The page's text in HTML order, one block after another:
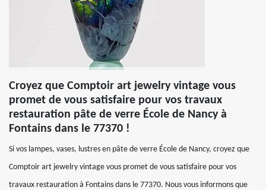
Croyez que Comptoir art jewelry vintage vous
promet de vous satisfaire pour vos travaux
restauration pâte de verre École de Nancy à
Fontains dans le 77370 !
Si vos lampes, vases, lustres en pâte de verre École de Nancy, croyez que
Comptoir art jewelry vintage vous promet de vous satisfaire pour vos
travaux restauration à Fontains dans le 77370. Nous vous informons que